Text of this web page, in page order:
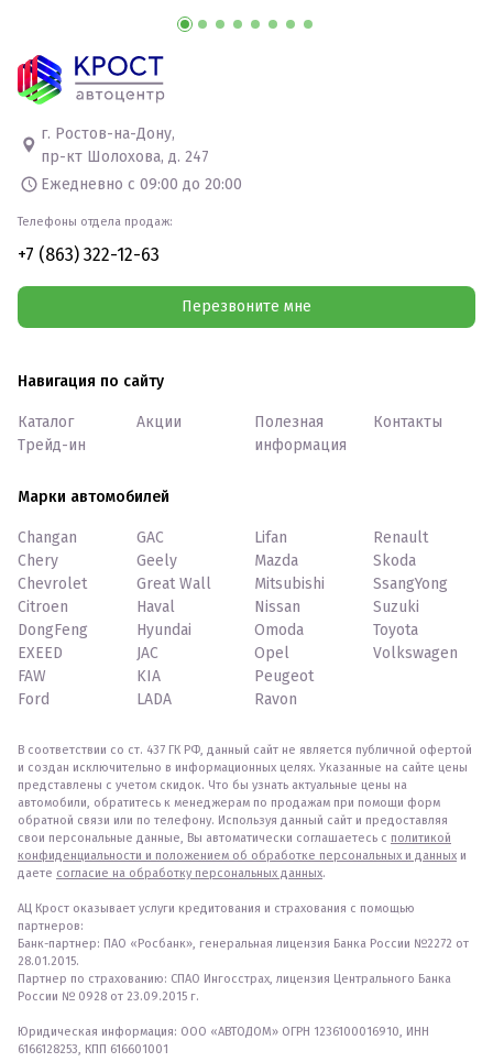
г. Ростов-на-Дону,
пр-кт Шолохова, д. 247
Ежедневно с 09:00 до 20:00
Телефоны отдела продаж:
+7 (863) 322-12-63
Перезвоните мне
Навигация по сайту
Каталог
Трейд-ин
Акции
Полезная
информация
Контакты
Марки автомобилей
Changan
Chery
Chevrolet
Citroen
DongFeng
EXEED
FAW
Ford
GAC
Geely
Great Wall
Haval
Hyundai
JAC
KIA
LADA
Lifan
Mazda
Mitsubishi
Nissan
Omoda
Opel
Peugeot
Ravon
Renault
Skoda
SsangYong
Suzuki
Toyota
Volkswagen
В соответствии со ст. 437 ГК РФ, данный сайт не является публичной офертой
и создан исключительно в информационных целях. Указанные на сайте цены
представлены с учетом скидок. Что бы узнать актуальные цены на
автомобили, обратитесь к менеджерам по продажам при помощи форм
обратной связи или по телефону. Используя данный сайт и предоставляя
свои персональные данные, Вы автоматически соглашаетесь с политикой
конфиденциальности и положением об обработке персональных и данных и
даете согласие на обработку персональных данных.
АЦ Крост оказывает услуги кредитования и страхования с помощью
партнеров:
Банк-партнер: ПАО «Росбанк», генеральная лицензия Банка России №2272 от
28.01.2015.
Партнер по страхованию: СПАО Ингосстрах, лицензия Центрального Банка
России № 0928 от 23.09.2015 г.
Юридическая информация: ООО «АВТОДОМ» ОГРН 1236100016910, ИНН
6166128253, КПП 616601001